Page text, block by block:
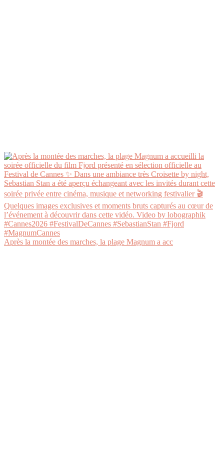
Après la montée des marches, la plage Magnum a acc